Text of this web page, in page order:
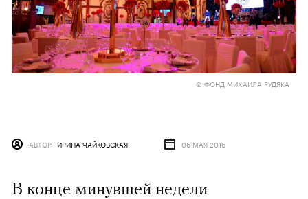
© ФОНД МИХАИЛА РУДЯКА
АВТОР ИРИНА ЧАЙКОВСКАЯ 06 МАЯ 2016
В конце минувшей недели